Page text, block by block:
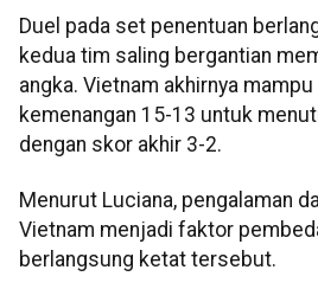
Duel pada set penentuan
kedua tim saling bergantian
angka. Vietnam akhirnya
kemenangan 15-13 untuk
dengan skor akhir 3-2.
Menurut Luciana, pengalaman
Vietnam menjadi faktor
berlangsung ketat tersebut.